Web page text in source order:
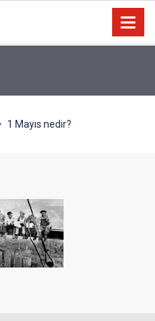
ucunda niçin göz
1 Mayıs nedir?